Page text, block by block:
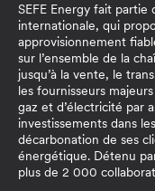
SEFE Energy fait
internationale, qui
approvisionnement
sur l’ensemble de la
jusqu’à la vente, le
les fournisseurs
gaz et d’électricité par
investissements dans
décarbonation de ses
énergétique. Détenu
plus de 2 000